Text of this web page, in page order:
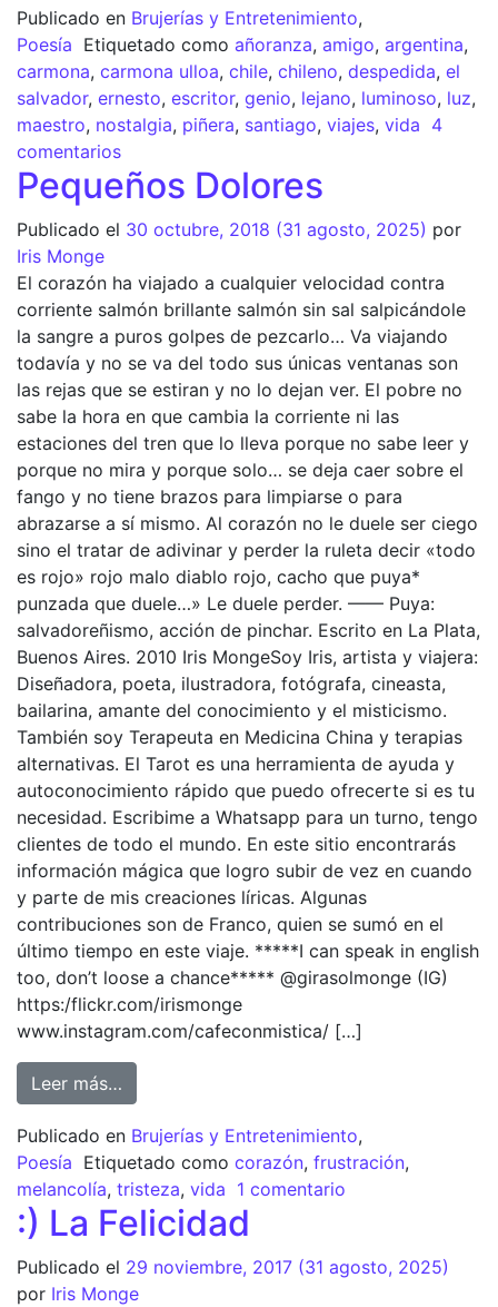
Publicado en Brujerías y Entretenimiento,
Poesía Etiquetado como añoranza, amigo, argentina,
carmona, carmona ulloa, chile, chileno, despedida, el
salvador, ernesto, escritor, genio, lejano, luminoso, luz,
maestro, nostalgia, piñera, santiago, viajes, vida 4
comentarios
Pequeños Dolores
Publicado el 30 octubre, 2018 (31 agosto, 2025) por
Iris Monge
El corazón ha viajado a cualquier velocidad contra
corriente salmón brillante salmón sin sal salpicándole
la sangre a puros golpes de pezcarlo… Va viajando
todavía y no se va del todo sus únicas ventanas son
las rejas que se estiran y no lo dejan ver. El pobre no
sabe la hora en que cambia la corriente ni las
estaciones del tren que lo lleva porque no sabe leer y
porque no mira y porque solo… se deja caer sobre el
fango y no tiene brazos para limpiarse o para
abrazarse a sí mismo. Al corazón no le duele ser ciego
sino el tratar de adivinar y perder la ruleta decir «todo
es rojo» rojo malo diablo rojo, cacho que puya*
punzada que duele…» Le duele perder. —— Puya:
salvadoreñismo, acción de pinchar. Escrito en La Plata,
Buenos Aires. 2010 Iris MongeSoy Iris, artista y viajera:
Diseñadora, poeta, ilustradora, fotógrafa, cineasta,
bailarina, amante del conocimiento y el misticismo.
También soy Terapeuta en Medicina China y terapias
alternativas. El Tarot es una herramienta de ayuda y
autoconocimiento rápido que puedo ofrecerte si es tu
necesidad. Escribime a Whatsapp para un turno, tengo
clientes de todo el mundo. En este sitio encontrarás
información mágica que logro subir de vez en cuando
y parte de mis creaciones líricas. Algunas
contribuciones son de Franco, quien se sumó en el
último tiempo en este viaje. *****I can speak in english
too, don’t loose a chance***** @girasolmonge (IG)
https:/flickr.com/irismonge
www.instagram.com/cafeconmistica/ […]
Leer más…
Publicado en Brujerías y Entretenimiento,
Poesía Etiquetado como corazón, frustración,
melancolía, tristeza, vida 1 comentario
:) La Felicidad
Publicado el 29 noviembre, 2017 (31 agosto, 2025)
por Iris Monge